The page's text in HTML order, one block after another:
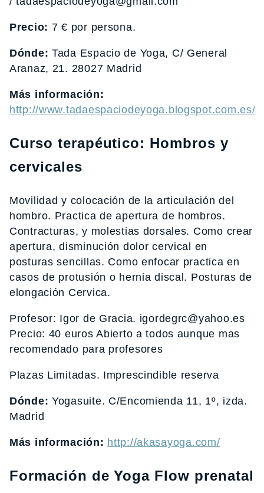
Precio: 7 € por persona.
Dónde: Tada Espacio de Yoga, C/ General
Aranaz, 21. 28027 Madrid
Más información:
http://www.tadaespaciodeyoga.blogspot.com.es/
Curso terapéutico: Hombros y
cervicales
Movilidad y colocación de la articulación del
hombro. Practica de apertura de hombros.
Contracturas, y molestias dorsales. Como crear
apertura, disminución dolor cervical en
posturas sencillas. Como enfocar practica en
casos de protusión o hernia discal. Posturas de
elongación Cervica.
Profesor: Igor de Gracia. igordegrc@yahoo.es
Precio: 40 euros Abierto a todos aunque mas
recomendado para profesores
Plazas Limitadas. Imprescindible reserva
Dónde: Yogasuite. C/Encomienda 11, 1º, izda.
Madrid
Más información: http://akasayoga.com/
Formación de Yoga Flow prenatal